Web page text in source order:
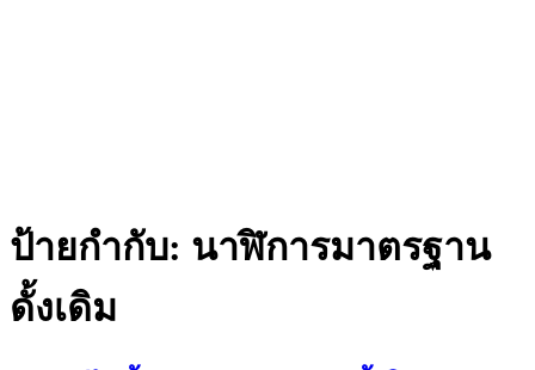
ป้ายกำกับ: นาฬิการมาตรฐาน
ดั้งเดิม